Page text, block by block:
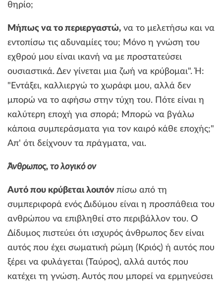
θηρίο;
Μήπως να το περιεργαστώ, να το μελετήσω και να
εντοπίσω τις αδυναμίες του; Μόνο η γνώση του
εχθρού μου είναι ικανή να με προστατεύσει
ουσιαστικά. Δεν γίνεται μια ζωή να κρύβομαι". Ή:
"Εντάξει, καλλιεργώ το χωράφι μου, αλλά δεν
μπορώ να το αφήσω στην τύχη του. Πότε είναι η
καλύτερη εποχή για σπορά; Μπορώ να βγάλω
κάποια συμπεράσματα για τον καιρό κάθε εποχής;"
Απ' ότι δείχνουν τα πράγματα, ναι.
Άνθρωπος, το λογικό ον
Αυτό που κρύβεται λοιπόν πίσω από τη
συμπεριφορά ενός Διδύμου είναι η προσπάθεια του
ανθρώπου να επιβληθεί στο περιβάλλον του. Ο
Δίδυμος πιστεύει ότι ισχυρός άνθρωπος δεν είναι
αυτός που έχει σωματική ρώμη (Κριός) ή αυτός που
ξέρει να φυλάγεται (Ταύρος), αλλά αυτός που
κατέχει τη γνώση. Αυτός που μπορεί να ερμηνεύσει